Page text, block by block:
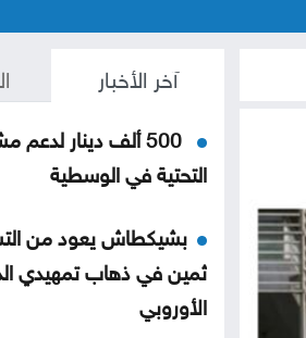
آخر الأخبار
500 ألف دينار لدعم
التحتية في الوسطية
بشيكطاش يعود من
ثمين في ذهاب تمهيدي
الأوروبي